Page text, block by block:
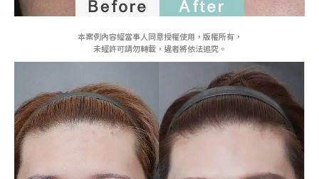
本案例內容經當事人同意授權使用，版權所有，
未經許可請勿轉載，違者將依法追究。